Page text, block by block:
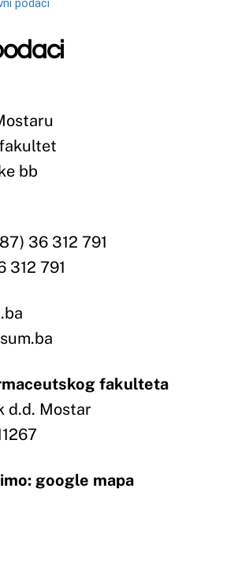
312 791
791
fakulteta
Mostar
mapa
Brizić, red.prof